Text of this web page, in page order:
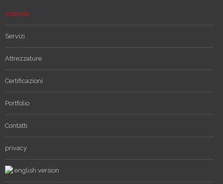
Azienda
Servizi
Attrezzature
Certificazioni
Portfolio
Contatti
privacy
english version